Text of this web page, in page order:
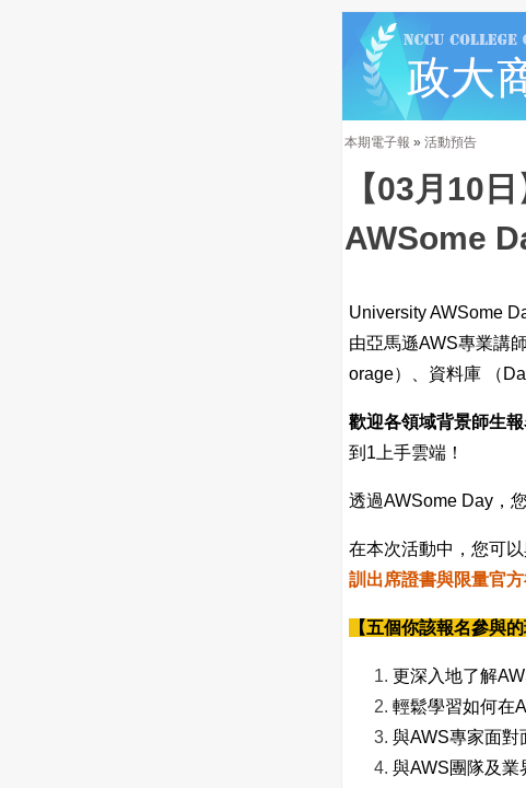
本期電子報 » 活動預告
【03月10
AWSome
University AWSome
由亞馬遜AWS專業講
orage）、資料庫 （
歡迎各領域背景師生報
到1上手雲端！
透過AWSome Day，
在本次活動中，您可
訓出席證書與限量官
【五個你該報名參與的
更深入地了解
輕鬆學習如何在
與AWS專家面對
與AWS團隊及業